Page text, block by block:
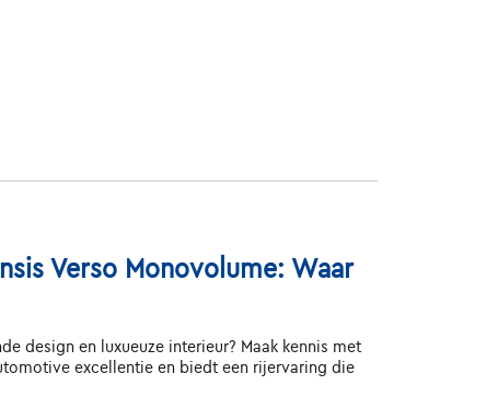
Verso Monovolume: Waar
design en luxueuze interieur? Maak kennis met
excellentie en biedt een rijervaring die